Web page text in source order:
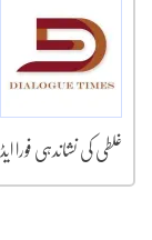
غلطی کی نشاندہی فورا